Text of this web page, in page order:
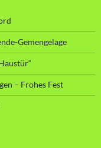
Gemengelage
– Frohes Fest